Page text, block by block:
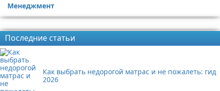
Менеджмент
Последние статьи
Как выбрать недорогой матрас и не пожалеть: гид
2026